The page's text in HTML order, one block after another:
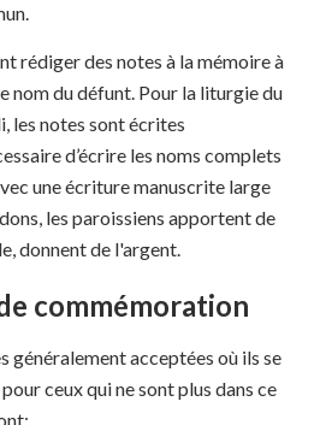
rédiger des notes à la mémoire à
nom du défunt. Pour la liturgie du
les notes sont écrites
d’écrire les noms complets
une écriture manuscrite large
les paroissiens apportent de
donnent de l'argent.
commémoration
généralement acceptées où ils se
ceux qui ne sont plus dans ce